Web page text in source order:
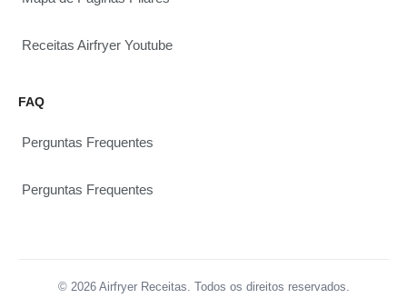
Receitas Airfryer Youtube
FAQ
Perguntas Frequentes
Perguntas Frequentes
© 2026 Airfryer Receitas. Todos os direitos reservados.